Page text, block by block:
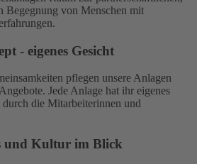
Begegnung von Menschen mit
- eigenes Gesicht
pflegen unsere Anlagen
Jede Anlage hat ihr eigenes
die Mitarbeiterinnen und
und Kultur im Blick